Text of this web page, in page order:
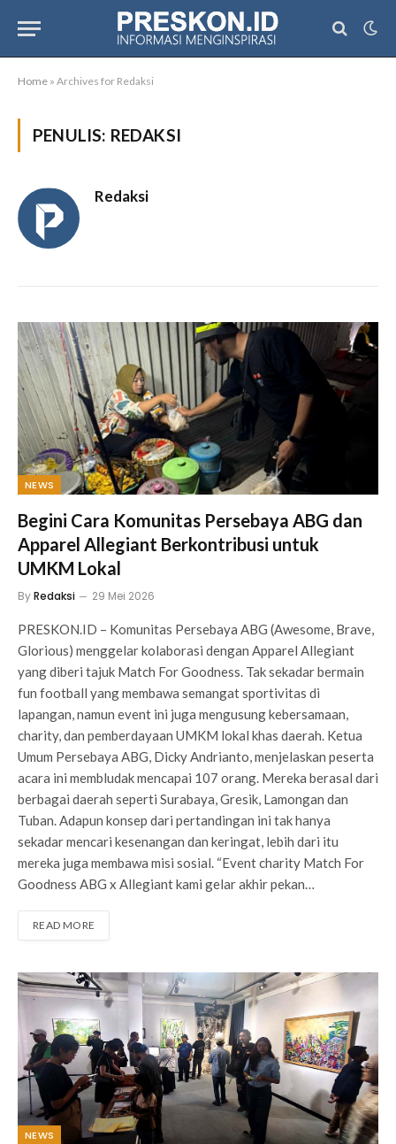
Home » Archives for Redaksi
PENULIS: REDAKSI
Redaksi
NEWS
Begini Cara Komunitas Persebaya ABG dan
Apparel Allegiant Berkontribusi untuk
UMKM Lokal
ByRedaksi 29 Mei 2026
PRESKON.ID – Komunitas Persebaya ABG (Awesome, Brave,
Glorious) menggelar kolaborasi dengan Apparel Allegiant
yang diberi tajuk Match For Goodness. Tak sekadar bermain
fun football yang membawa semangat sportivitas di
lapangan, namun event ini juga mengusung kebersamaan,
charity, dan pemberdayaan UMKM lokal khas daerah. Ketua
Umum Persebaya ABG, Dicky Andrianto, menjelaskan peserta
acara ini membludak mencapai 107 orang. Mereka berasal dari
berbagai daerah seperti Surabaya, Gresik, Lamongan dan
Tuban. Adapun konsep dari pertandingan ini tak hanya
sekadar mencari kesenangan dan keringat, lebih dari itu
mereka juga membawa misi sosial. “Event charity Match For
Goodness ABG x Allegiant kami gelar akhir pekan…
READ MORE
NEWS